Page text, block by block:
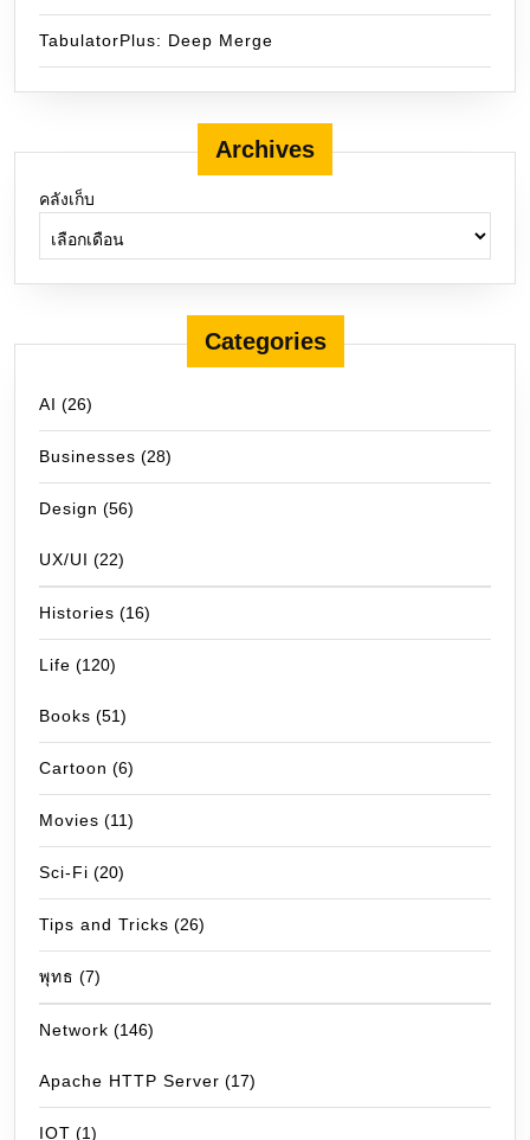
TabulatorPlus: Deep Merge
Archives
คลังเก็บ
Categories
AI (26)
Businesses (28)
Design (56)
UX/UI (22)
Histories (16)
Life (120)
Books (51)
Cartoon (6)
Movies (11)
Sci-Fi (20)
Tips and Tricks (26)
พุทธ (7)
Network (146)
Apache HTTP Server (17)
IOT (1)